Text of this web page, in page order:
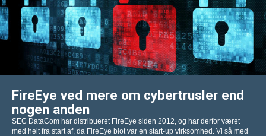
FireEye ved mere om cybertrusler end
nogen anden
SEC DataCom har distribueret FireEye siden 2012, og har derfor været
med helt fra start af, da FireEye blot var en start-up virksomhed. Vi så med